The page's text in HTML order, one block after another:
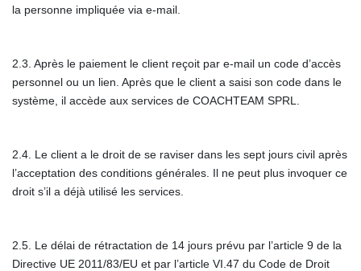
la personne impliquée via e-mail.
2.3. Après le paiement le client reçoit par e-mail un code d’accès
personnel ou un lien. Après que le client a saisi son code dans le
système, il accède aux services de COACHTEAM SPRL.
2.4. Le client a le droit de se raviser dans les sept jours civil après
l’acceptation des conditions générales. Il ne peut plus invoquer ce
droit s’il a déjà utilisé les services.
2.5. Le délai de rétractation de 14 jours prévu par l’article 9 de la
Directive UE 2011/83/EU et par l’article VI.47 du Code de Droit